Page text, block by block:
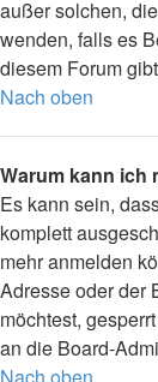
außer solchen,
wenden, falls es
diesem Forum
Nach oben
Warum kann ich
Es kann sein,
komplett
mehr anmelden
Adresse oder der
möchtest,
an die Board-